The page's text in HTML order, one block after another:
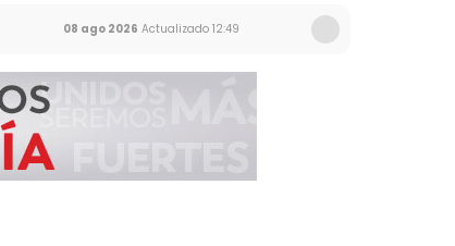
08 ago 2026 Actualizado 12:49